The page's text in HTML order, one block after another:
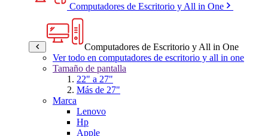
Computadores de Escritorio y All in One
Computadores de Escritorio y All in One
Ver todo en computadores de escritorio y all in one
Tamaño de pantalla
22" a 27"
Más de 27"
Marca
Lenovo
Hp
Apple